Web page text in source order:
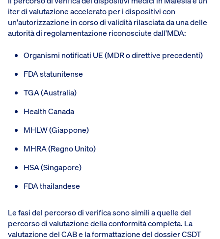
iter di valutazione accelerato per i dispositivi con
un'autorizzazione in corso di validità rilasciata da una delle
autorità di regolamentazione riconosciute dall'MDA:
Organismi notificati UE (MDR o direttive precedenti)
FDA statunitense
TGA (Australia)
Health Canada
MHLW (Giappone)
MHRA (Regno Unito)
HSA (Singapore)
FDA thailandese
Le fasi del percorso di verifica sono simili a quelle del
percorso di valutazione della conformità completa. La
valutazione del CAB e la formattazione del dossier CSDT